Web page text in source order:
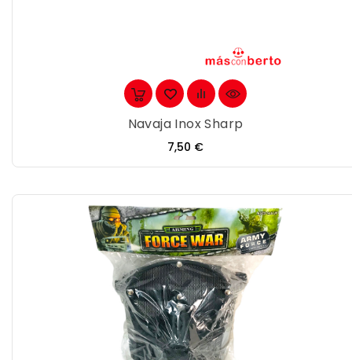
Navaja Inox Sharp
Precio
7,50 €